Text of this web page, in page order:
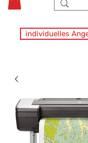
individuelles